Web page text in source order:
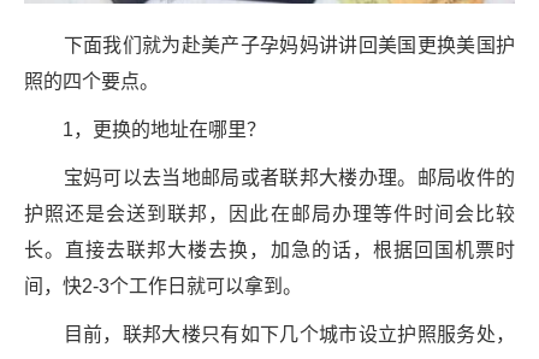
下面我们就为赴美产子孕妈妈讲讲回美国更换美国护
照的四个要点。
1，更换的地址在哪里？
宝妈可以去当地邮局或者联邦大楼办理。邮局收件的
护照还是会送到联邦，因此在邮局办理等件时间会比较
长。直接去联邦大楼去换，加急的话，根据回国机票时
间，快2-3个工作日就可以拿到。
目前，联邦大楼只有如下几个城市设立护照服务处，